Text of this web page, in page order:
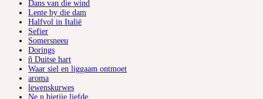
Dans van die wind
Lente by die dam
Halfvol in Italië
Sefier
Somersneeu
Dorings
ñ Duitse hart
Waar siel en liggaam ontmoet
aroma
lewenskurwes
Ne n bietjie liefde